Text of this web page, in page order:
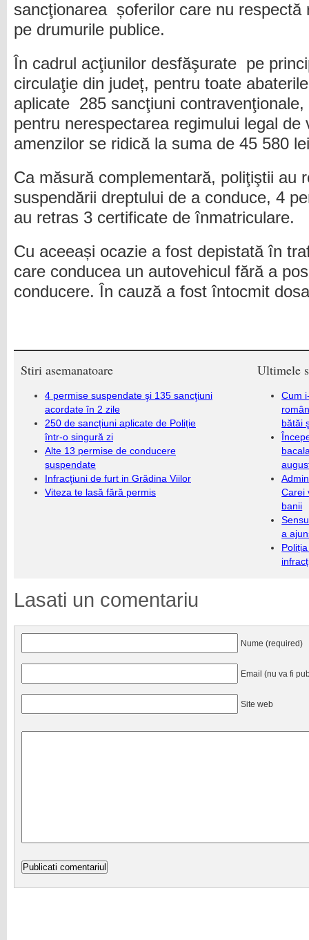
sancţionarea șoferilor care nu respectă
pe drumurile publice.
În cadrul acţiunilor desfăşurate pe
circulaţie din județ, pentru toate
aplicate 285 sancţiuni
pentru nerespectarea regimului legal de
amenzilor se ridică la suma de 45 580
Ca măsură complementară, poliţiştii au
suspendării dreptului de a conduce, 4
au retras 3 certificate de înmatriculare.
Cu aceeași ocazie a fost depistată în
care conducea un autovehicul fără a
conducere. În cauză a fost întocmit
Stiri asemanatoare
4 permise suspendate şi 135 sancţiuni
acordate în 2 zile
250 de sancțiuni aplicate de Poliție
într-o singură zi
Alte 13 permise de conducere
suspendate
Infracţiuni de furt in Grădina Viilor
Viteza te lasă fără permis
Ultimele
Cum
bătăi
Carei
banii
a
Lasati un comentariu
Nume (required)
Email (nu va fi
Site web